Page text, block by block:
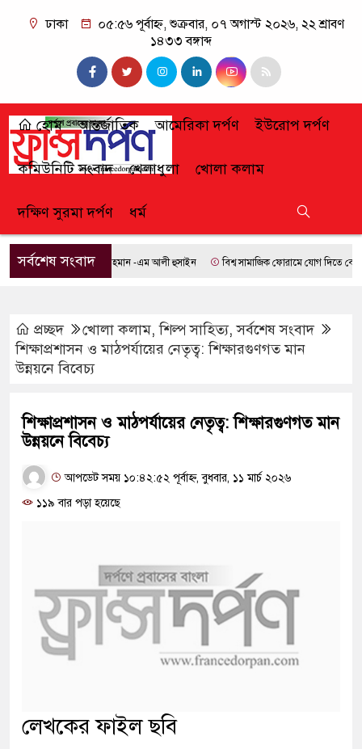
ঢাকা
০৫:৫৬ পূর্বাহ্ন, শুক্রবার, ০৭ অগাস্ট ২০২৬, ২২ শ্রাবণ
১৪৩৩ বঙ্গাব্দ
হোম আন্তর্জাতিক আমেরিকা দর্পণ ইউরোপ দর্পণ
কমিউনিটি সংবাদ খেলাধুলা খোলা কলাম
দক্ষিণ সুরমা দর্পণ ধর্ম
সর্বশেষ সংবাদ
তারেক রহমান -এম আলী হুসাইন বিশ্ব সামাজিক ফোরামে যোগ দিতে বেনিনে সাফ
প্রচ্ছদ খোলা কলাম,শিল্প সাহিত্য,সর্বশেষ সংবাদ
শিক্ষাপ্রশাসন ও মাঠপর্যায়ের নেতৃত্ব: শিক্ষারগুণগত মান
উন্নয়নে বিবেচ্য
শিক্ষাপ্রশাসন ও মাঠপর্যায়ের নেতৃত্ব: শিক্ষারগুণগত মান
উন্নয়নে বিবেচ্য
আপডেট সময় ১০:৪২:৫২ পূর্বাহ্ন, বুধবার, ১১ মার্চ ২০২৬
১১৯ বার পড়া হয়েছে
লেখকের ফাইল ছবি